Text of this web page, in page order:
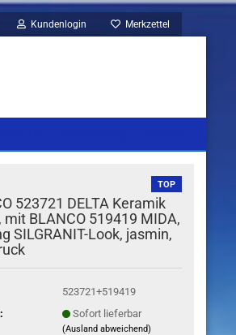
Kundenlogin Merkzettel
TOP
523721 DELTA Keramik
mit BLANCO 519419 MIDA,
SILGRANIT-Look, jasmin,
523721+519419
Sofort lieferbar
(Ausland abweichend)